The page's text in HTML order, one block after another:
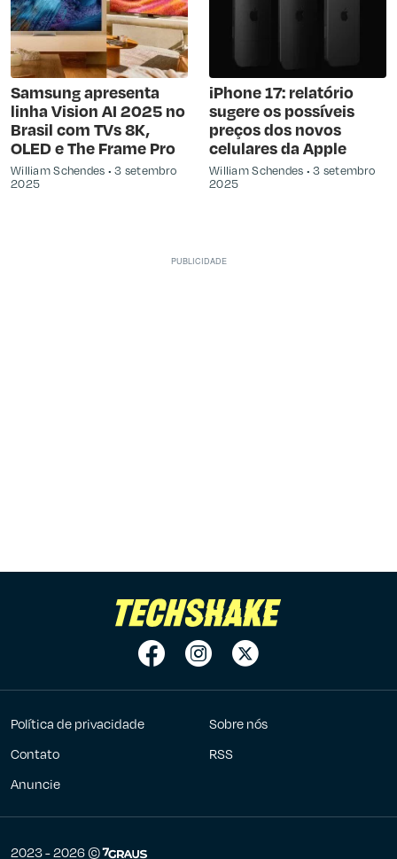
Samsung apresenta
linha Vision AI 2025 no
Brasil com TVs 8K,
OLED e The Frame Pro
William Schendes
3 setembro
2025
iPhone 17: relatório
sugere os possíveis
preços dos novos
celulares da Apple
William Schendes
3 setembro
2025
Política de privacidade
Sobre nós
Contato
RSS
Anuncie
2023 - 2026 ©7Graus